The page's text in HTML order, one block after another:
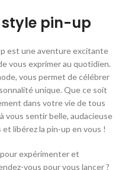
style pin-up
est une aventure excitante
vous exprimer au quotidien.
vous permet de célébrer
unique. Que ce soit
dans votre vie de tous
vous sentir belle, audacieuse
libérez la pin-up en vous !
pour expérimenter et
vous pour vous lancer ?